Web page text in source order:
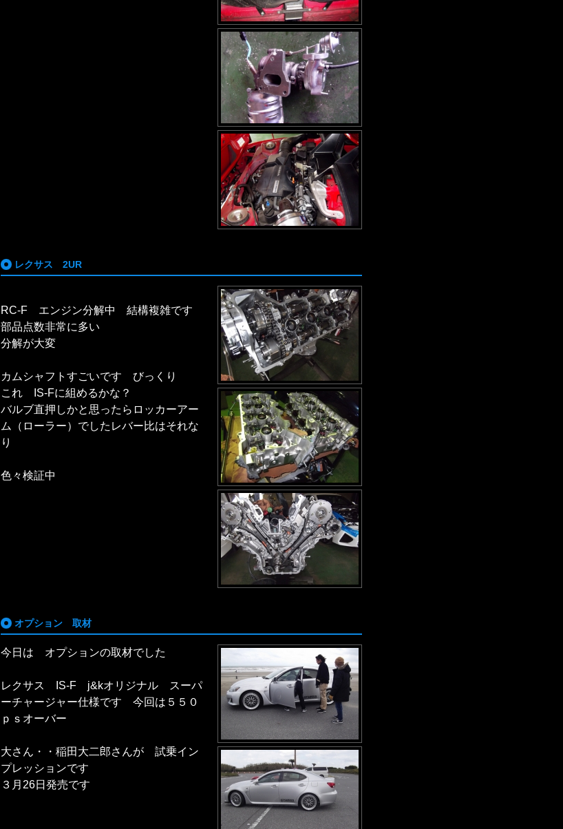
レクサス 2UR
RC-F エンジン分解中 結構複雑です
部品点数非常に多い
分解が大変
カムシャフトすごいです びっくり
これ IS-Fに組めるかな？
バルブ直押しかと思ったらロッカーアー
ム（ローラー）でしたレバー比はそれな
り
色々検証中
オプション 取材
今日は オプションの取材でした
レクサス IS-F j&kオリジナル スーパ
ーチャージャー仕様です 今回は５５０
ｐｓオーバー
大さん・・稲田大二郎さんが 試乗イン
プレッションです
３月26日発売です